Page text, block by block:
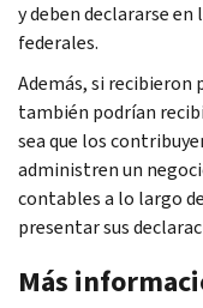
y deben declararse
federales.
Además, si recibieron
también podrían
sea que los
administren un
contables a lo largo
presentar sus
Más